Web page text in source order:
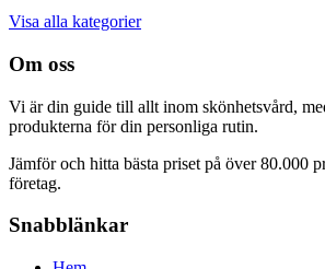
Visa alla kategorier
Om oss
Vi är din guide till allt inom skönhetsvård,
produkterna för din personliga rutin.
Jämför och hitta bästa priset på över 80.000
företag.
Snabblänkar